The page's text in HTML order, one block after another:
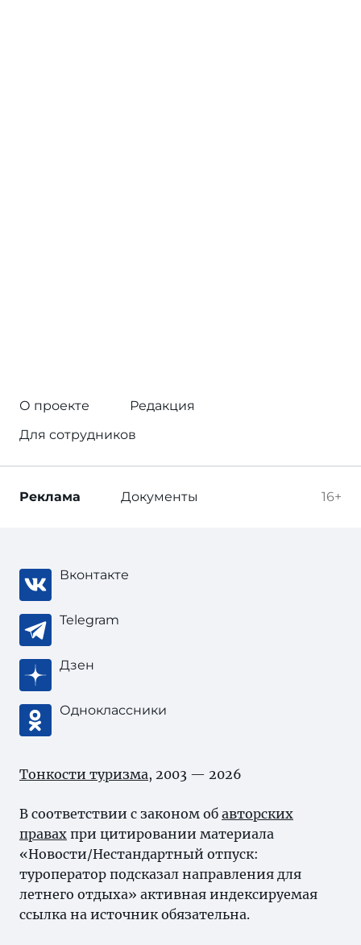
О проекте
Редакция
Для сотрудников
16+
Реклама Документы
Вконтакте
Telegram
Дзен
Одноклассники
Тонкости туризма, 2003 — 2026
В соответствии с законом об авторских
правах при цитировании материала
«Новости/Нестандартный отпуск:
туроператор подсказал направления для
летнего отдыха» активная индексируемая
ссылка на источник обязательна.